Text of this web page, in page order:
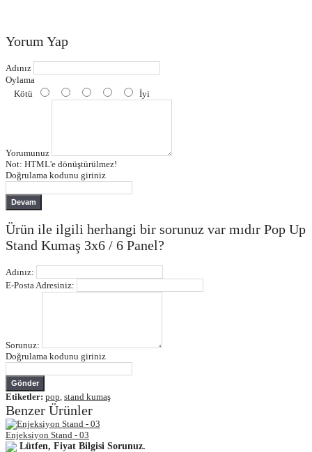
Yorum Yap
Adınız
Oylama
Kötü
İyi
Yorumunuz
Not: HTML'e dönüştürülmez!
Doğrulama kodunu giriniz
Devam
Ürün ile ilgili herhangi bir sorunuz var mıdır Pop Up
Stand Kumaş 3x6 / 6 Panel?
Adınız:
E-Posta Adresiniz:
Sorunuz:
Doğrulama kodunu giriniz
Gönder
Etiketler: pop stand kumaş
Benzer Ürünler
Enjeksiyon Stand - 03
Lütfen, Fiyat Bilgisi Sorunuz.